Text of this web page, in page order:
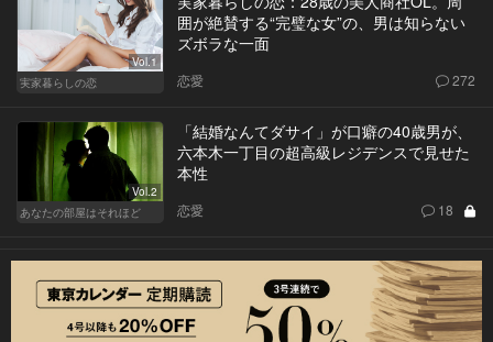
Vol.1
実家暮らしの恋
囲が絶賛する“完璧な女”の、男は知らない
ズボラな一面
恋愛 272
Vol.2
あなたの部屋はそれほど
「結婚なんてダサイ」が口癖の40歳男が、
六本木一丁目の超高級レジデンスで見せた
本性
恋愛 18